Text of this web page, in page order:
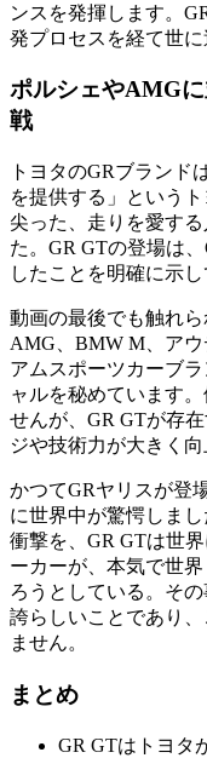
ンスを発揮します。
発プロセスを経て世に
ポルシェやAMG
戦
トヨタのGRブランド
を提供する」という
尖った、走りを愛す
た。GR GTの登場は
したことを明確に示し
動画の最後でも触れ
AMG、BMW M、ア
アムスポーツカーブ
ャルを秘めています
せんが、GR GTが存
ジや技術力が大きく
かつてGRヤリスが登
に世界中が驚愕しま
衝撃を、GR GTは世
ーカーが、本気で世
ろうとしている。そ
誇らしいことであり
ません。
まとめ
GR GTはトヨタ